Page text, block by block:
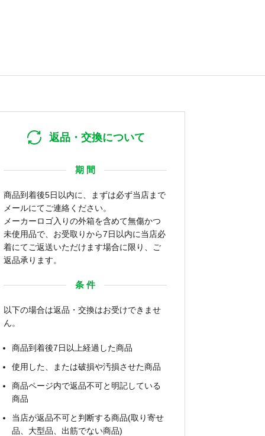
返品・交換について
期 間
商品到着後5日以内に、まずは必ず当店まで
メールにてご連絡ください。
メーカーロゴ入りの外箱を含めて無傷かつ
未使用品で、お受取りから7日以内に当店必
着にてご返送いただけます場合に限り、ご
返品承ります。
条 件
以下の場合は返品・交換はお受けできませ
ん。
商品到着後7日以上経過した商品
使用した、または破損や汚損させた商品
商品ページ内で返品不可と明記している
商品
当店が返品不可と判断する商品(取り寄せ
品、大型品、出筋でない商品)